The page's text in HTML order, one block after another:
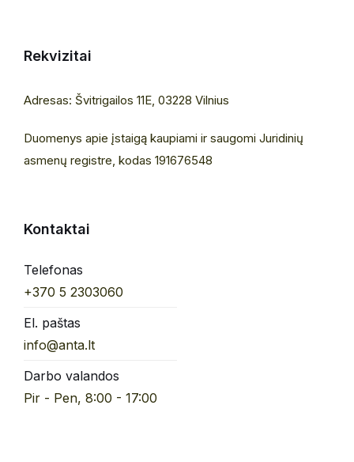
Rekvizitai
Adresas: Švitrigailos 11E, 03228 Vilnius
Duomenys apie įstaigą kaupiami ir saugomi Juridinių
asmenų registre, kodas 191676548
Kontaktai
Telefonas
+370 5 2303060
El. paštas
info@anta.lt
Darbo valandos
Pir - Pen, 8:00 - 17:00